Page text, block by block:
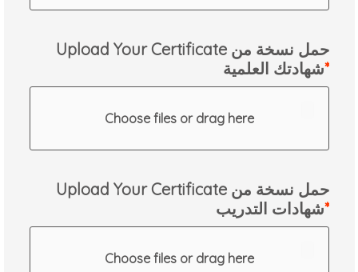
Upload Your Certificate حمل نسخة من
شهادتك العلمية
Choose files or drag here
Upload Your Certificate حمل نسخة من
شهادات التدريب
Choose files or drag here